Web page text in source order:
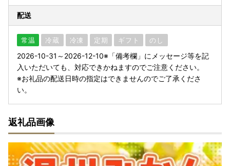
配送
常温 冷蔵 冷凍 定期 ギフト のし
2026-10-31～2026-12-10※「備考欄」にメッセージ等を記
入いただいても、対応できかねますのでご注意ください。
※お礼品の配送日時の指定はできませんのでご了承くださ
い。
返礼品画像